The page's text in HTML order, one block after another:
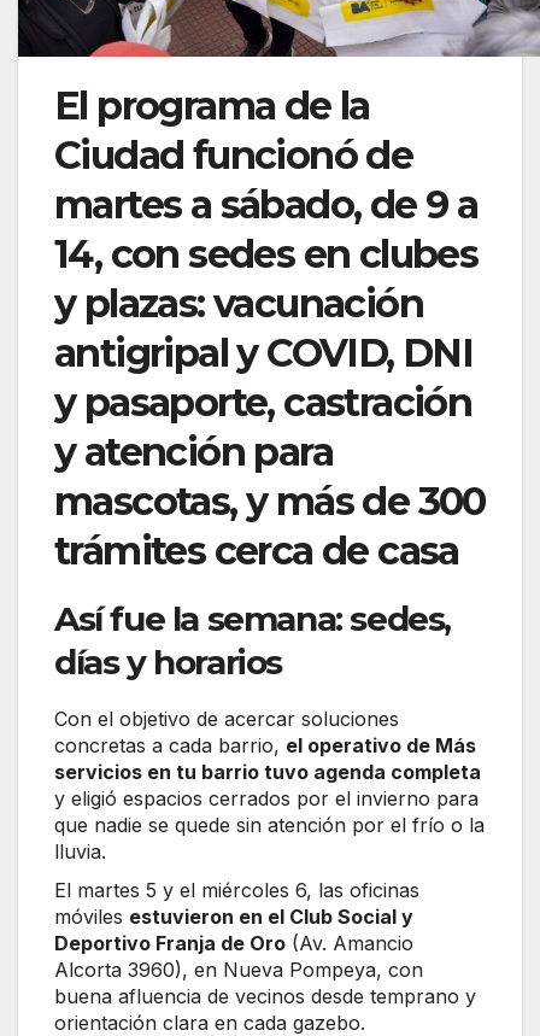
El programa de la
Ciudad funcionó de
martes a sábado, de 9 a
14, con sedes en clubes
y plazas: vacunación
antigripal y COVID, DNI
y pasaporte, castración
y atención para
mascotas, y más de 300
trámites cerca de casa
Así fue la semana: sedes,
días y horarios
Con el objetivo de acercar soluciones
concretas a cada barrio, el operativo de Más
servicios en tu barrio tuvo agenda completa
y eligió espacios cerrados por el invierno para
que nadie se quede sin atención por el frío o la
lluvia.
El martes 5 y el miércoles 6, las oficinas
móviles estuvieron en el Club Social y
Deportivo Franja de Oro (Av. Amancio
Alcorta 3960), en Nueva Pompeya, con
buena afluencia de vecinos desde temprano y
orientación clara en cada gazebo.